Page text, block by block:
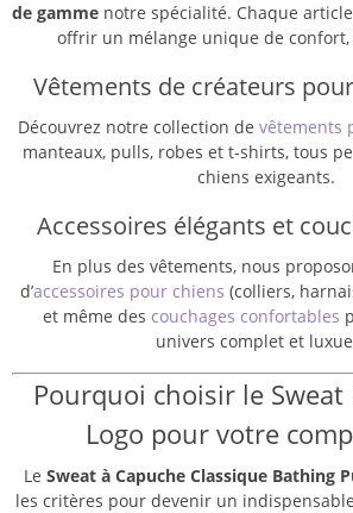
de gamme notre spécialité. Chaque
offrir un mélange unique de
Vêtements de créateurs
Découvrez notre collection de vêtements
manteaux, pulls, robes et t-shirts, tous
chiens exigeants.
Accessoires élégants et
En plus des vêtements, nous
d’accessoires pour chiens (colliers,
et même des couchages confortables
univers complet et
Pourquoi choisir le
Logo pour votre
Le Sweat à Capuche Classique Bathing
les critères pour devenir un